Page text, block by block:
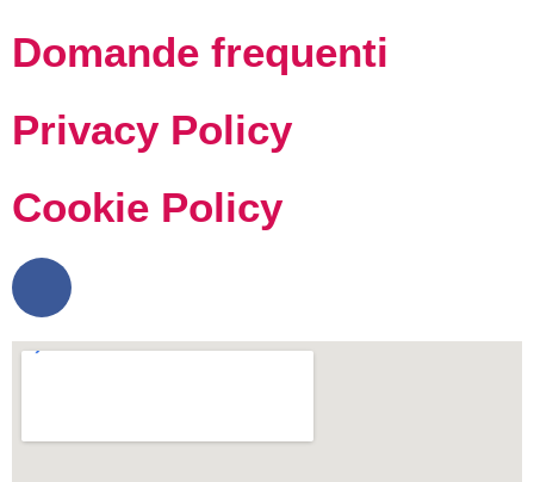
Domande frequenti
Privacy Policy
Cookie Policy